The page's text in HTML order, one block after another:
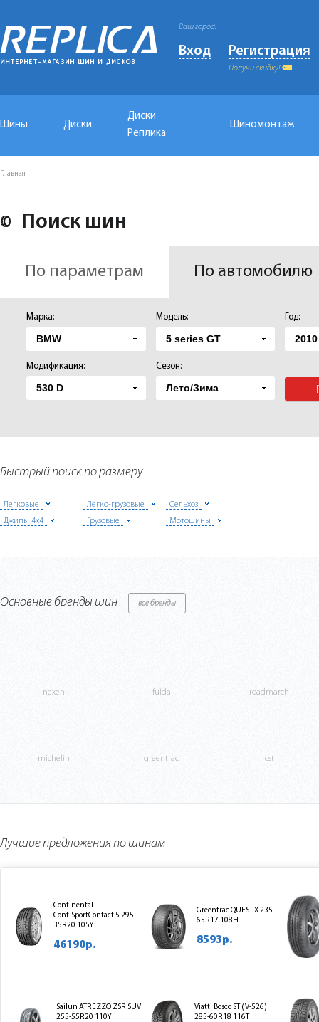
Ваш город:
Вход Регистрация
Получи скидку!
Шины Диски
Диски
Реплика
Шиномонтаж
Главная
Поиск шин
По параметрам По автомобилю
Марка: Модель: Год:
Модификация: Сезон:
Быстрый поиск по размеру
Легковые Легко-грузовые
Сельхоз
Джипы 4х4
Грузовые Мотошины
Основные бренды шин все бренды
nexen fulda roadmarch
michelin greentrac cst
Лучшие предложения по шинам
Continental
ContiSportContact 5 295-
35R20 105Y
46190р.
Greentrac QUEST-X 235-
65R17 108H
8593р.
Sailun ATREZZO ZSR SUV
255-55R20 110Y
Viatti Bosco ST (V-526)
285-60R18 116T